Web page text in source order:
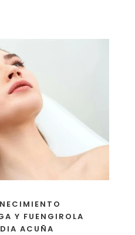
Y FUENGIROLA
ACUÑA